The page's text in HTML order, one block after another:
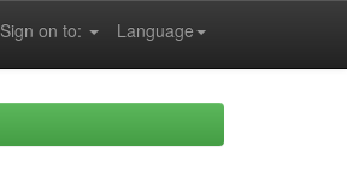
Language
Sign on to: